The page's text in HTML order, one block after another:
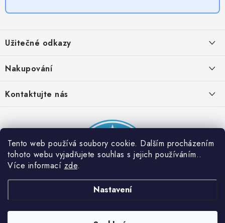
Tento web používá soubory cookie. Dalším procházením
tohoto webu vyjadřujete souhlas s jejich používáním..
Více informací zde.
Nastavení
p
a
Užitečné odkazy
Obchodní podmínky
Provizní systém
Partner stránek: Super plecháček
Nakupování
Časté otázky
Podmínky akce 2 + 1 zdarma
Kontaktujte nás